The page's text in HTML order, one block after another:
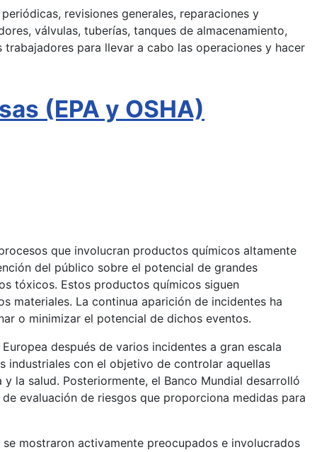
revisiones generales, reparaciones y
válvulas, tuberías, tanques de almacenamiento,
para llevar a cabo las operaciones y hacer
(EPA y OSHA)
que involucran productos químicos altamente
del público sobre el potencial de grandes
tóxicos. Estos productos químicos siguen
materiales. La continua aparición de incidentes ha
o minimizar el potencial de dichos eventos.
después de varios incidentes a gran escala
industriales con el objetivo de controlar aquellas
la salud. Posteriormente, el Banco Mundial desarrolló
evaluación de riesgos que proporciona medidas para
mostraron activamente preocupados e involucrados